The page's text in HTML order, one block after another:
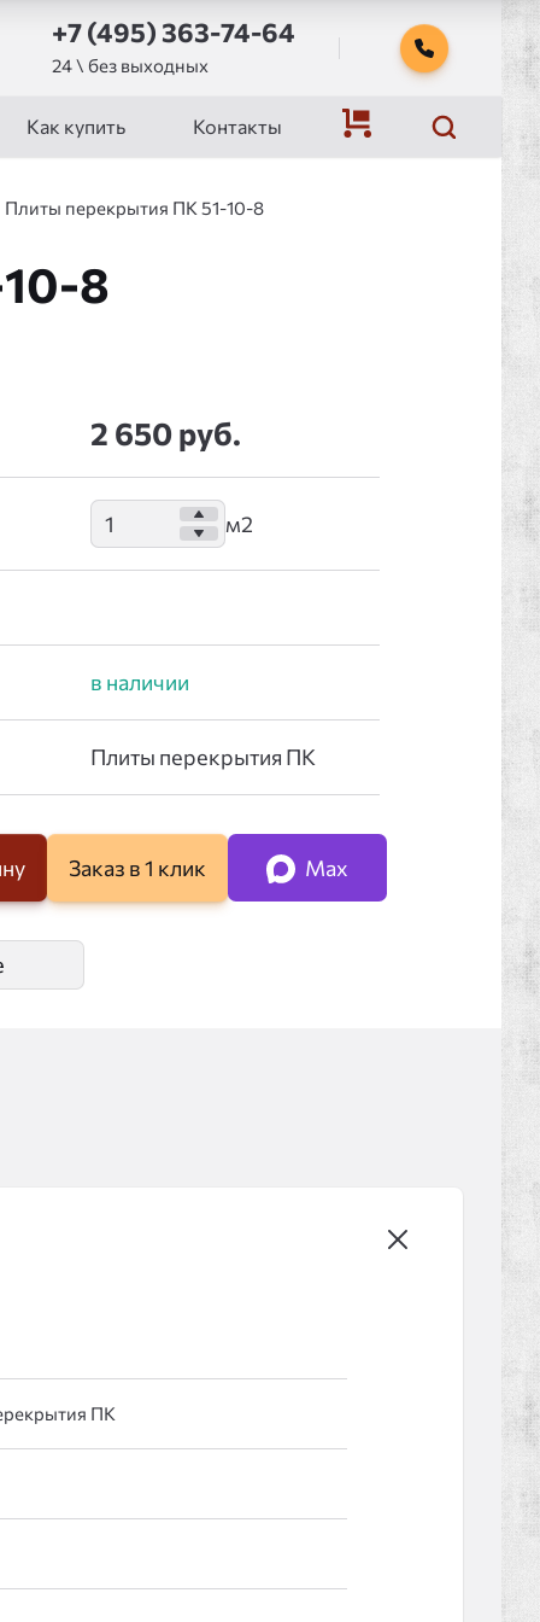
+7 (495) 363-74-64
24 \ без выходных
Как купить Контакты
Плиты перекрытия ПК 51-10-8
8
2 650 руб.
Заказ в 1 клик Max
ПК